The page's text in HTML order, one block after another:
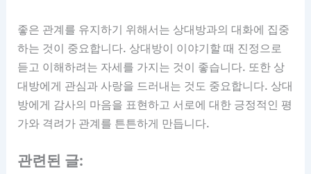
좋은 관계를 유지하기 위해서는 상대방과의 대화에 집중
하는 것이 중요합니다. 상대방이 이야기할 때 진정으로
듣고 이해하려는 자세를 가지는 것이 좋습니다. 또한 상
대방에게 관심과 사랑을 드러내는 것도 중요합니다. 상대
방에게 감사의 마음을 표현하고 서로에 대한 긍정적인 평
가와 격려가 관계를 튼튼하게 만듭니다.
관련된 글: